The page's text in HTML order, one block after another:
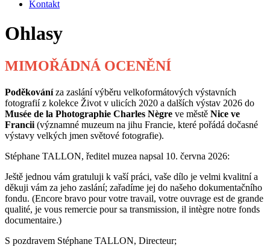
Kontakt
Ohlasy
MIMOŘÁDNÁ OCENĚNÍ
Poděkováníza zaslání výběru velkoformátových výstavních
fotografií z kolekce Život v ulicích 2020 a dalších výstav 2026 do
Musée de la Photographie Charles Nègre ve městě Nice ve
Francii (významné muzeum na jihu Francie, které pořádá dočasné
výstavy velkých jmen světové fotografie).
Stéphane TALLON, ředitel muzea napsal 10. června 2026:
Ještě jednou vám gratuluji k vaší práci, vaše dílo je velmi kvalitní a
děkuji vám za jeho zaslání; zařadíme jej do našeho dokumentačního
fondu. (Encore bravo pour votre travail, votre ouvrage est de grande
qualité, je vous remercie pour sa transmission, il intègre notre fonds
documentaire.)
S pozdravem Stéphane TALLON, Directeur;